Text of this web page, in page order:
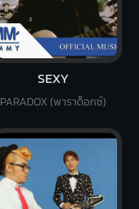
SEXY
PARADOX (พาราด็อกซ์)